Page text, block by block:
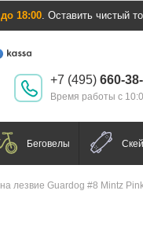
18:00. Оставить чистый
+7 (495) 660-
Время работы с
Беговелы
лезвие Guardog #8 Mintz